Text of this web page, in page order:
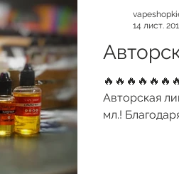
Авторская
мл.!
14 лист.